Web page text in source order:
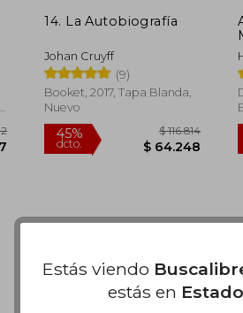
14. La Autobiografía
Johan Cruyff
(9)
Booket, 2017, Tapa Blanda,
Nuevo
Estás viendo
estás en